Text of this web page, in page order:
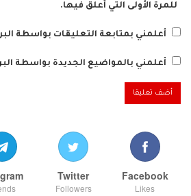
للمرة الأولى التي أعلق فيها.
أعلمني بمتابعة التعليقات بواسطة
أعلمني بالمواضيع الجديدة بواسطة
Facebook
Likes
Twitter
Followers